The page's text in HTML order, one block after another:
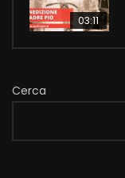
03:11
Cerca